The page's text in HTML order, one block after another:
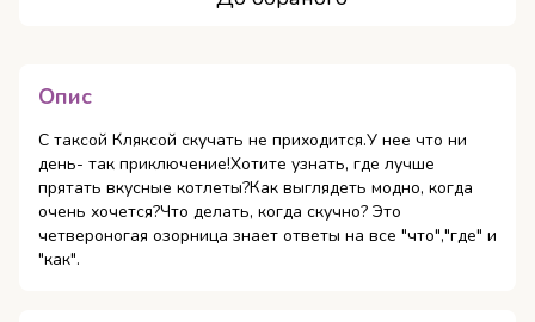
Опис
С таксой Кляксой скучать не приходится.У нее что ни
день- так приключение!Хотите узнать, где лучше
прятать вкусные котлеты?Как выглядеть модно, когда
очень хочется?Что делать, когда скучно? Это
четвероногая озорница знает ответы на все "что","где" и
"как".